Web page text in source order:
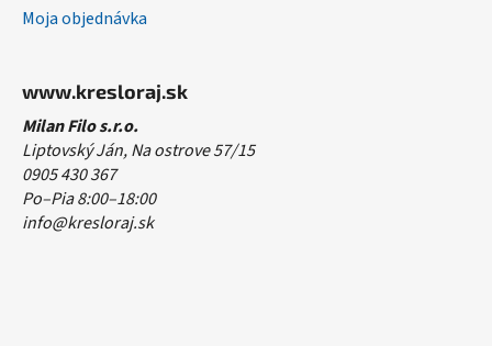
Moja objednávka
www.kresloraj.sk
Milan Filo s.r.o.
Liptovský Ján, Na ostrove 57/15
0905 430 367
Po–Pia 8:00–18:00
info@kresloraj.sk